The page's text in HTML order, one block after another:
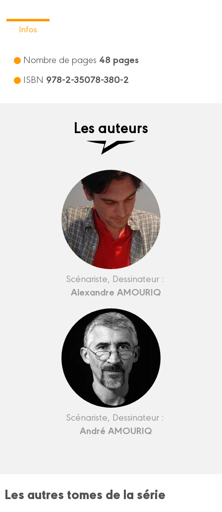
Infos
Nombre de pages 48 pages
ISBN 978-2-35078-380-2
Les auteurs
Scénariste, Dessinateur :
Alexandre AMOURIQ
Scénariste, Dessinateur :
André AMOURIQ
Les autres tomes de la série